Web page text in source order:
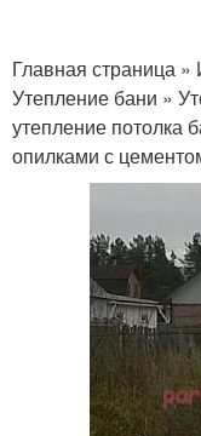
Главная страница »
Утепление бани »
утепление потолка
опилками с